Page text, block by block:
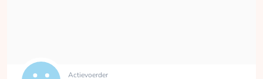
Actievoerder